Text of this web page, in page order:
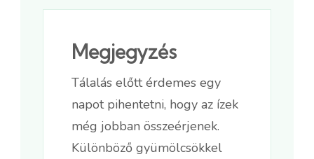
Megjegyzés
Tálalás előtt érdemes egy
napot pihentetni, hogy az ízek
még jobban összeérjenek.
Különböző gyümölcsökkel